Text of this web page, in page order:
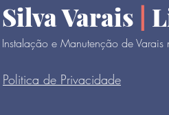
Silva Varais
Instalação e Manutenção de Varais
Politica de Privacidade